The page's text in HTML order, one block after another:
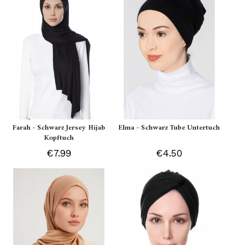
Farah - Schwarz Jersey Hijab
Kopftuch
€7.99
Elma - Schwarz Tube Untertuch
€4.50